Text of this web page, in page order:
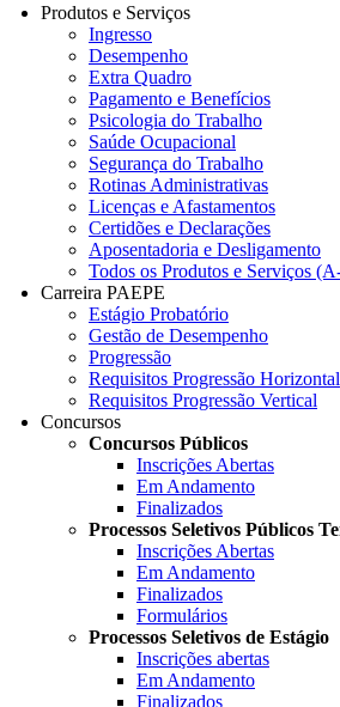
Produtos e Serviços
Ingresso
Desempenho
Extra Quadro
Pagamento e Benefícios
Psicologia do Trabalho
Saúde Ocupacional
Segurança do Trabalho
Rotinas Administrativas
Licenças e Afastamentos
Certidões e Declarações
Aposentadoria e Desligamento
Todos os Produtos e Serviços
Carreira PAEPE
Estágio Probatório
Gestão de Desempenho
Progressão
Requisitos Progressão Horizontal
Requisitos Progressão Vertical
Concursos
Concursos Públicos
Inscrições Abertas
Em Andamento
Finalizados
Processos Seletivos Públicos
Inscrições Abertas
Em Andamento
Finalizados
Formulários
Processos Seletivos de Estágio
Inscrições abertas
Em Andamento
Finalizados